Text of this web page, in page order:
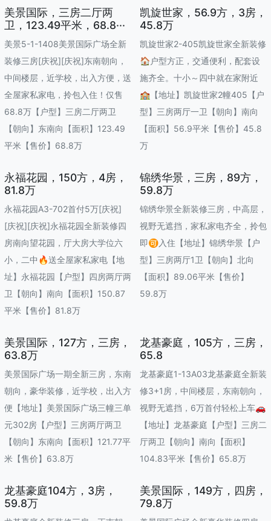
美景国际，三房二厅两
卫，123.49平米，68.8···
美景5-1-1408美景国际广场全新
装修三房[庆祝][庆祝]东南朝向，
中间楼层，近学校，出入方便，送
全屋家私家电，拎包入住！仅售
68.8万【户型】三房二厅两卫
【朝向】东南向【面积】123.49
平米【售价】68.8万
凯旋世家，56.9方，3房，
45.8万
凯旋世家2-405凯旋世家全新装修
🏠户型方正，交通便利，配套设
施齐全。十小～四中就在家附近
🏫【地址】凯旋世家2幢405【户
型】三房两厅一卫【朝向】南向
【面积】56.9平米【售价】45.8
万
永福花园，150方，4房，
81.8万
永福花园A3-702首付5万[庆祝]
[庆祝][庆祝]永福花园全新装修四
房南向望花园，厅大房大学位六
小，二中🔥送全屋家私家电【地
址】永福花园【户型】四房两厅两
卫【朝向】南向【面积】150.87
平米【售价】81.8万
锦绣华景，三房，89方，
59.8万
锦绣华景全新装修三房，中高层，
视野无遮挡，家私家电齐全，拎包
即🉑入住【地址】锦绣华景【户
型】三房两厅1卫【朝向】北向
【面积】89.06平米【售价】
59.8万
美景国际，127方，三房，
63.8万
美景国际广场一期全新三房，东南
朝向，豪华装修，近学校，出入方
便【地址】美景国际广场三幢三单
元302房【户型】三房两厅两卫
【朝向】东南向【面积】121.77平
米【售价】63.8万
龙基豪庭，105方，三房，
65.8
龙基豪庭1-13A03龙基豪庭全新装
修3+1房，中间楼层，东南朝向，
视野无遮挡，6万首付轻松上车🚗
【地址】龙基豪庭【户型】三房二
厅两卫【朝向】南向【面积】
104.83平米【售价】65.8万
龙基豪庭104方，3房，
59.8万
美景国际，149方，四房，
79.8万